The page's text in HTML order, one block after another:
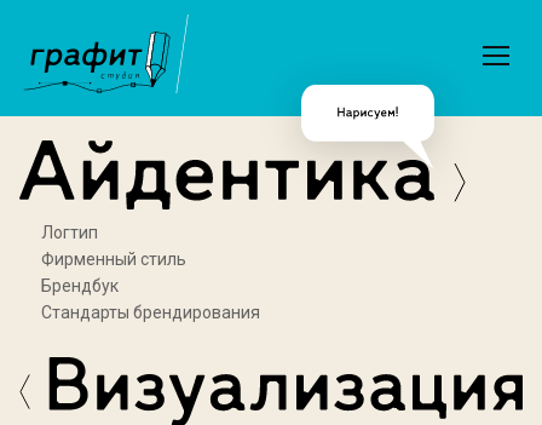
Логтип
Фирменный стиль
Брендбук
Стандарты брендирования